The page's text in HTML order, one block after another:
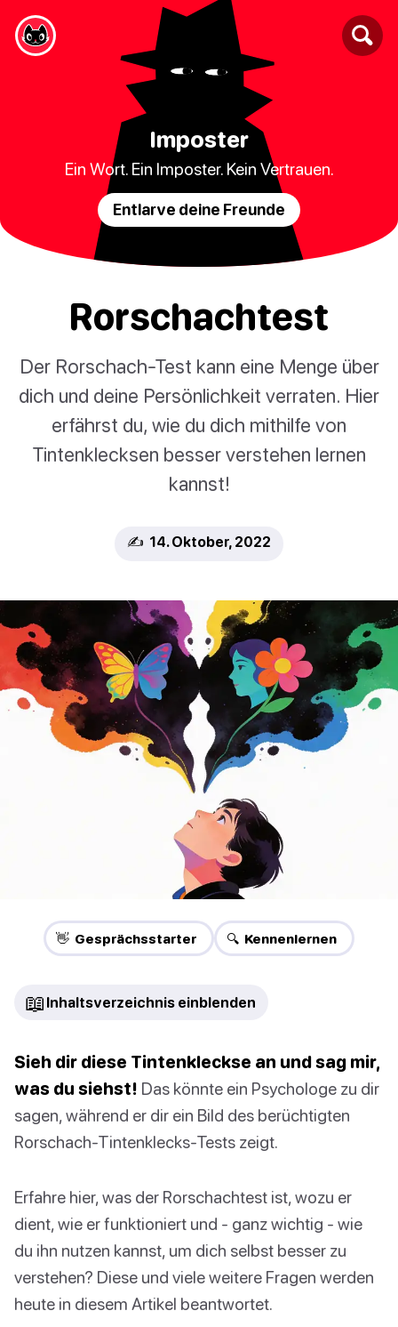
Imposter
Ein Wort. Ein Imposter. Kein Vertrauen.
Entlarve deine Freunde
Rorschachtest
Der Rorschach-Test kann eine Menge über
dich und deine Persönlichkeit verraten. Hier
erfährst du, wie du dich mithilfe von
Tintenklecksen besser verstehen lernen
kannst!
✍️ 14. Oktober, 2022
👋 Gesprächsstarter 🔍 Kennenlernen
📖 Inhaltsverzeichnis einblenden
Sieh dir diese Tintenkleckse an und sag mir,
was du siehst! Das könnte ein Psychologe zu dir
sagen, während er dir ein Bild des berüchtigten
Rorschach-Tintenklecks-Tests zeigt.
Erfahre hier, was der Rorschachtest ist, wozu er
dient, wie er funktioniert und - ganz wichtig - wie
du ihn nutzen kannst, um dich selbst besser zu
verstehen? Diese und viele weitere Fragen werden
heute in diesem Artikel beantwortet.